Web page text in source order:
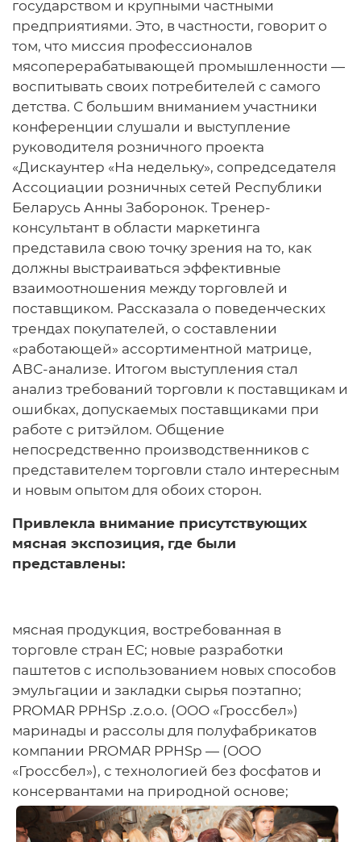
государством и крупными частными
предприятиями. Это, в частности, говорит о
том, что миссия профессионалов
мясоперерабатывающей промышленности —
воспитывать своих потребителей с самого
детства. С большим вниманием участники
конференции слушали и выступление
руководителя розничного проекта
«Дискаунтер «На недельку», сопредседателя
Ассоциации розничных сетей Республики
Беларусь Анны Заборонок. Тренер-
консультант в области маркетинга
представила свою точку зрения на то, как
должны выстраиваться эффективные
взаимоотношения между торговлей и
поставщиком. Рассказала о поведенческих
трендах покупателей, о составлении
«работающей» ассортиментной матрице,
АВС-анализе. Итогом выступления стал
анализ требований торговли к поставщикам и
ошибках, допускаемых поставщиками при
работе с ритэйлом. Общение
непосредственно производственников с
представителем торговли стало интересным
и новым опытом для обоих сторон.
Привлекла внимание присутствующих
мясная экспозиция, где были
представлены:
мясная продукция, востребованная в
торговле стран ЕС; новые разработки
паштетов с использованием новых способов
эмульгации и закладки сырья поэтапно;
PROMAR PPHSp .z.o.o. (ООО «Гроссбел»)
маринады и рассолы для полуфабрикатов
компании PROMAR PPHSp — (ООО
«Гроссбел»), с технологией без фосфатов и
консервантами на природной основе;